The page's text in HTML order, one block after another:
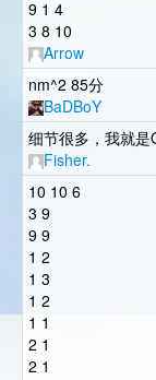
9 1 4
3 8 10
Arrow
nm^2 85分
BaDBoY
细节很多，我就是
Fisher.
10 10 6
3 9
9 9
1 2
1 3
1 2
1 1
2 1
2 1